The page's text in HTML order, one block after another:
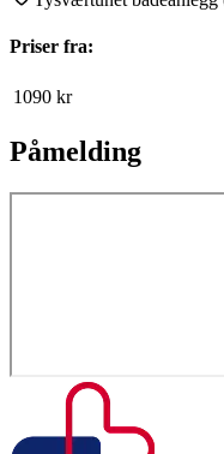
Priser fra:
1090 kr
Påmelding